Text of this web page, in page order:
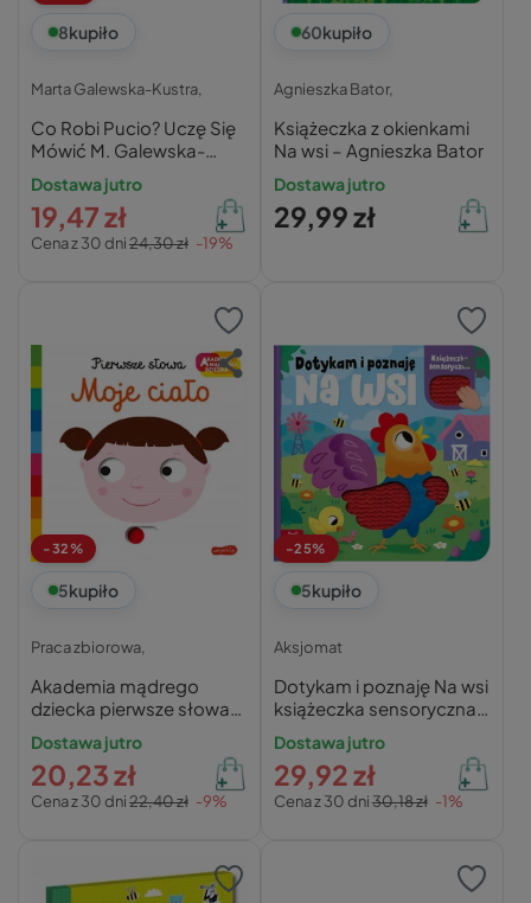
8kupiło
Marta Galewska-Kustra,
Co Robi Pucio? Uczę Się
Mówić M. Galewska-
Kustra 0+ Nasza
Księgarnia
Dostawa jutro
Cena z 30 dni24,30 zł -19%
19,47 zł
60kupiło
Agnieszka Bator,
Książeczka z okienkami
Na wsi – Agnieszka Bator
Dostawa jutro
29,99 zł
-32%
5kupiło
Praca zbiorowa,
Akademia mądrego
dziecka pierwsze słowa
moje ciało praca
zbiorowa
Dostawa jutro
Cena z 30 dni22,40 zł -9%
20,23 zł
-25%
5kupiło
Aksjomat
Dotykam i poznaję Na wsi
książeczka sensoryczna
Aksjomat praca zbiorowa
Dostawa jutro
Cena z 30 dni30,18 zł -1%
29,92 zł